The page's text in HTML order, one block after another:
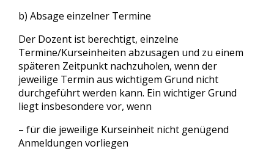
b) Absage einzelner Termine
Der Dozent ist berechtigt, einzelne
Termine/Kurseinheiten abzusagen und zu einem
späteren Zeitpunkt nachzuholen, wenn der
jeweilige Termin aus wichtigem Grund nicht
durchgeführt werden kann. Ein wichtiger Grund
liegt insbesondere vor, wenn
– für die jeweilige Kurseinheit nicht genügend
Anmeldungen vorliegen